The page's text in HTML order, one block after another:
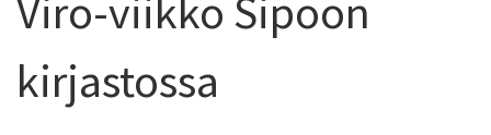
Viro-viikko Sipoon
kirjastossa